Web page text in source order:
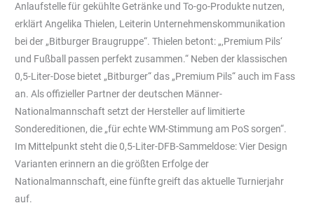
Anlaufstelle für gekühlte Getränke und To-go-Produkte nutzen,
erklärt Angelika Thielen, Leiterin Unternehmenskommunikation
bei der „Bitburger Braugruppe“. Thielen betont: „‚Premium Pils‘
und Fußball passen perfekt zusammen.“ Neben der klassischen
0,5-Liter-Dose bietet „Bitburger“ das „Premium Pils“ auch im Fass
an. Als offizieller Partner der deutschen Männer-
Nationalmannschaft setzt der Hersteller auf limitierte
Sondereditionen, die „für echte WM-Stimmung am PoS sorgen“.
Im Mittelpunkt steht die 0,5-Liter-DFB-Sammeldose: Vier Design
Varianten erinnern an die größten Erfolge der
Nationalmannschaft, eine fünfte greift das aktuelle Turnierjahr
auf.